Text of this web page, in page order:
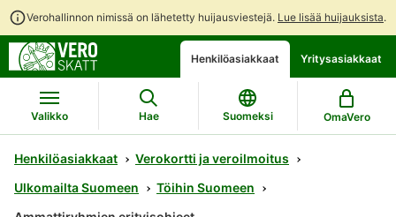
Verohallinnon nimissä on lähetetty huijausviestejä. Lue lisää huijauksista.
Siirry
suoraan
sisältöön
Siirry
koko
sivuston
hakuun
Avaa
chattibotin
keskustelu
Henkilöasiakkaat Yritysasiakkaat
Valikko Hae Suomeksi OmaVero
Henkilöasiakkaat
Verokortti ja veroilmoitus
Ulkomailta Suomeen
Töihin Suomeen